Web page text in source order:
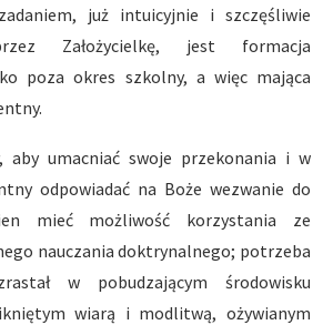
już intuicyjnie i szczęśliwie
Założycielkę, jest formacja
poza okres szkolny, a więc mająca
aby umacniać swoje przekonania i w
odpowiadać na Boże wezwanie do
mieć możliwość korzystania ze
nauczania doktrynalnego; potrzeba
w pobudzającym środowisku
wiarą i modlitwą, ożywianym